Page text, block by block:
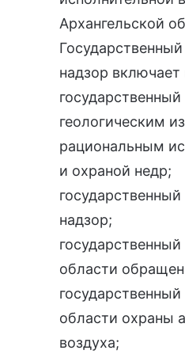
Архангельской
надзор включает
государственный
геологическим
рациональным
и охраной недр;
надзор;
области
области охраны
воздуха;